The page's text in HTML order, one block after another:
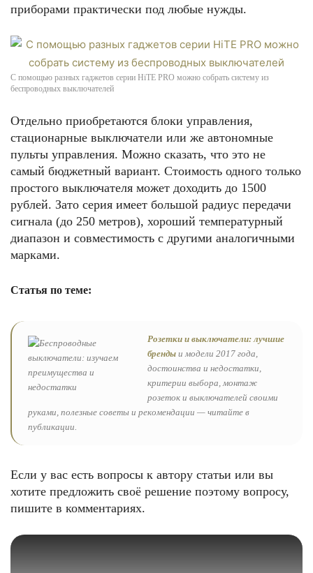
приборами практически под любые нужды.
С помощью разных гаджетов серии HiTE PRO можно собрать систему из
беспроводных выключателей
Отдельно приобретаются блоки управления,
стационарные выключатели или же автономные
пульты управления. Можно сказать, что это не
самый бюджетный вариант. Стоимость одного только
простого выключателя может доходить до 1500
рублей. Зато серия имеет большой радиус передачи
сигнала (до 250 метров), хороший температурный
диапазон и совместимость с другими аналогичными
марками.
Статья по теме:
Розетки и выключатели: лучшие
бренды и модели 2017 года,
достоинства и недостатки,
критерии выбора, монтаж
розеток и выключателей своими
руками, полезные советы и рекомендации — читайте в
публикации.
Если у вас есть вопросы к автору статьи или вы
хотите предложить своё решение поэтому вопросу,
пишите в комментариях.